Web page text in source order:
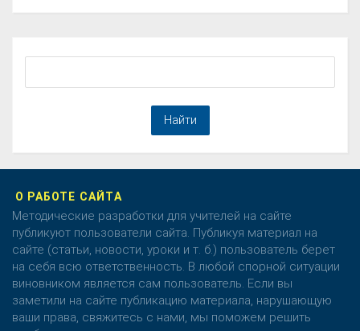
О РАБОТЕ САЙТА
Методические разработки для учителей на сайте
публикуют пользователи сайта. Публикуя материал на
сайте (статьи, новости, уроки и т. б.) пользователь берет
на себя всю ответственность. В любой спорной ситуации
виновником является сам пользователь. Если вы
заметили на сайте публикацию материала, нарушающую
ваши права, свяжитесь с нами, мы поможем решить